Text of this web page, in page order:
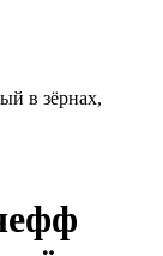
в зёрнах,